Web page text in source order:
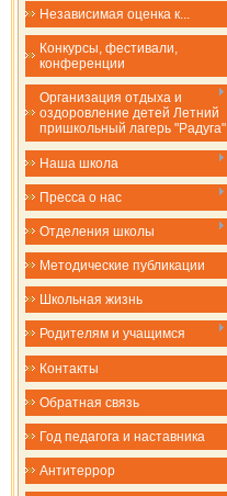
Независимая оценка к...
Конкурсы, фестивали,
конференции
Организация отдыха и
оздоровление детей Летний
пришкольный лагерь "Радуга"
Наша школа
Пресса о нас
Отделения школы
Методические публикации
Школьная жизнь
Родителям и учащимся
Контакты
Обратная связь
Год педагога и наставника
Антитеррор